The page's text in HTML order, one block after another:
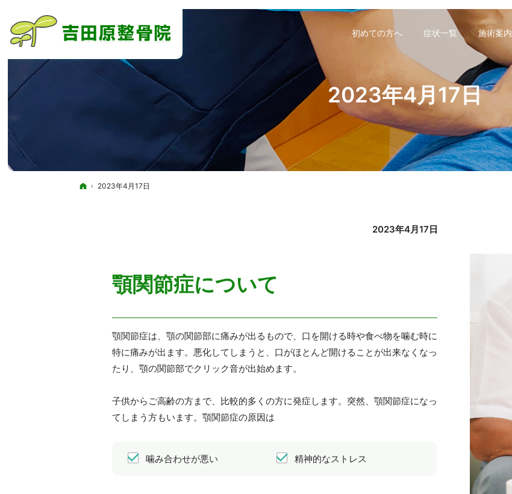
2023年4月17日
ホーム
2023年4月17日
2023年4月17日
顎関節症について
顎関節症は、顎の関節部に痛みが出るもので、口を開ける時や食べ物を噛む時に
特に痛みが出ます。悪化してしまうと、口がほとんど開けることが出来なくなっ
たり、顎の関節部でクリック音が出始めます。
子供からご高齢の方まで、比較的多くの方に発症します。突然、顎関節症になっ
てしまう方もいます。顎関節症の原因は
噛み合わせが悪い 精神的なストレス
初めての方へ 症状一覧 施術案内